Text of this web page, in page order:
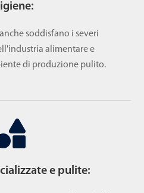
soddisfano i severi
alimentare e
di produzione pulito.
e pulite: